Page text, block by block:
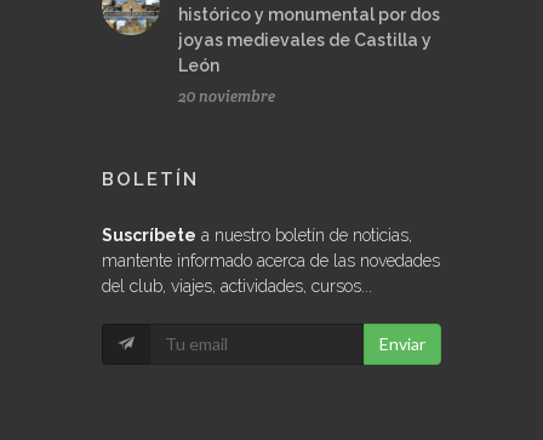
histórico y monumental por dos
joyas medievales de Castilla y
León
20 noviembre
BOLETÍN
Suscríbete a nuestro boletín de noticias,
mantente informado acerca de las novedades
del club, viajes, actividades, cursos...
Enviar